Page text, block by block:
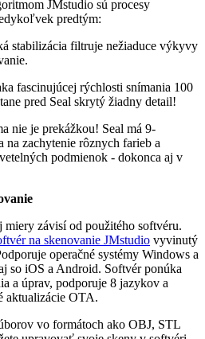
JMstudio sú procesy
predtým:
stabilizácia filtruje nežiaduce výkyvy
fascinujúcej rýchlosti snímania 100
pred Seal skrytý žiadny detail!
nie je prekážkou! Seal má 9-
na zachytenie rôznych farieb a
podmienok - dokonca aj v
závisí od použitého softvéru.
na skenovanie JMstudio vyvinutý
operačné systémy Windows a
so iOS a Android. Softvér ponúka
a úprav, podporuje 8 jazykov a
aktualizácie OTA.
vo formátoch ako OBJ, STL